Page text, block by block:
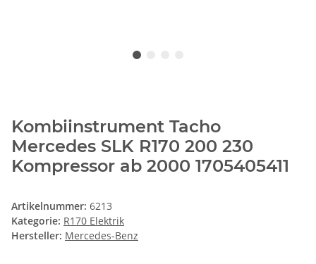
Kombiinstrument Tacho
Mercedes SLK R170 200 230
Kompressor ab 2000 1705405411
Artikelnummer: 6213
Kategorie: R170 Elektrik
Hersteller: Mercedes-Benz